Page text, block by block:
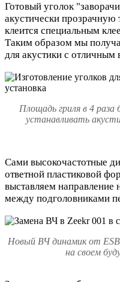
Готовый уголок
акустически прозрачную
клеится специальным
Таким образом мы
для акустики с
Площадь гриля в 4 раза
устанавливать
Сами высокочастотные
ответной пластиковой
выставляем направление
между подголовниками
Новый ВЧ динамик от
на своем